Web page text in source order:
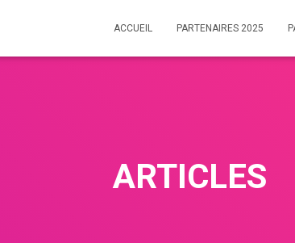
ACCUEIL PARTENAIRES 2025
ARTICLES